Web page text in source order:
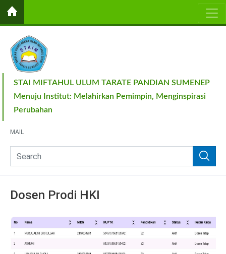
STAI MIFTAHUL ULUM TARATE PANDIAN SUMENEP
Menuju Institut: Melahirkan Pemimpin, Menginspirasi
Perubahan
MAIL
Dosen Prodi HKI